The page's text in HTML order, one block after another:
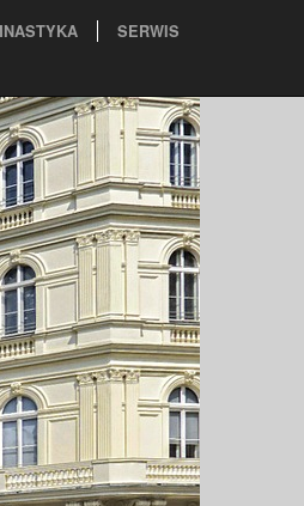
SERWIS